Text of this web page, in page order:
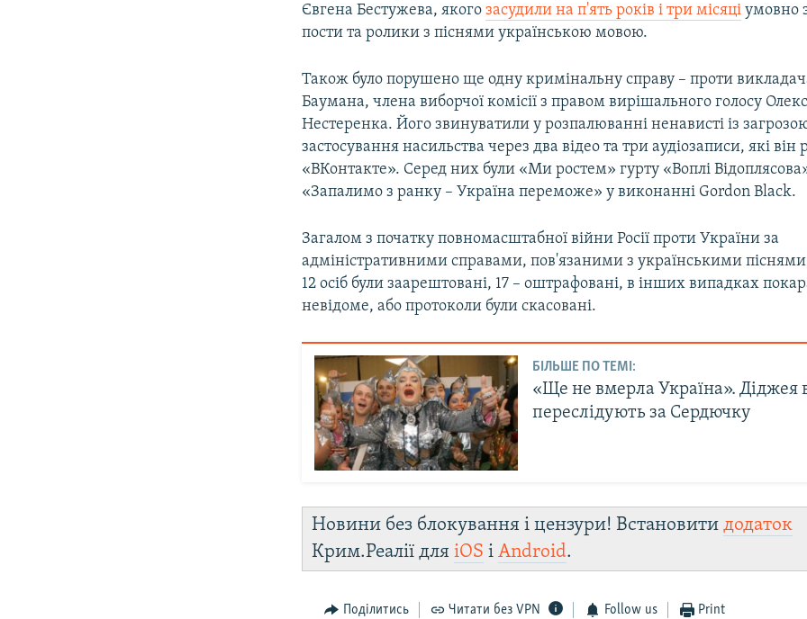
Євгена Бестужева, якогозасудили на п'ять років і три місяці умовно
пости та ролики з піснями українською мовою.
Також було порушено ще одну кримінальну справу – проти
Баумана, члена виборчої комісії з правом вирішального голосу
Нестеренка. Його звинуватили у розпалюванні ненависті із
застосування насильства через два відео та три аудіозаписи, які він
«ВКонтакте». Серед них були «Ми ростем» гурту «Воплі
«Запалимо з ранку – Україна переможе» у виконанні Gordon Black.
Загалом з початку повномасштабної війни Росії проти України за
адміністративними справами, пов'язаними з українськими
12 осіб були заарештовані, 17 – оштрафовані, в інших випадках
невідоме, або протоколи були скасовані.
БІЛЬШЕ ПО ТЕМІ:
«Ще не вмерла Україна». Діджея
переслідують за Сердючку
Новини без блокування і цензури! Встановитидодаток
Крим.Реалії дляiOS іAndroid.
Поділитись Читати без VPN Follow us Print